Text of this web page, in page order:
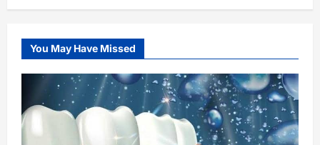
You May Have Missed